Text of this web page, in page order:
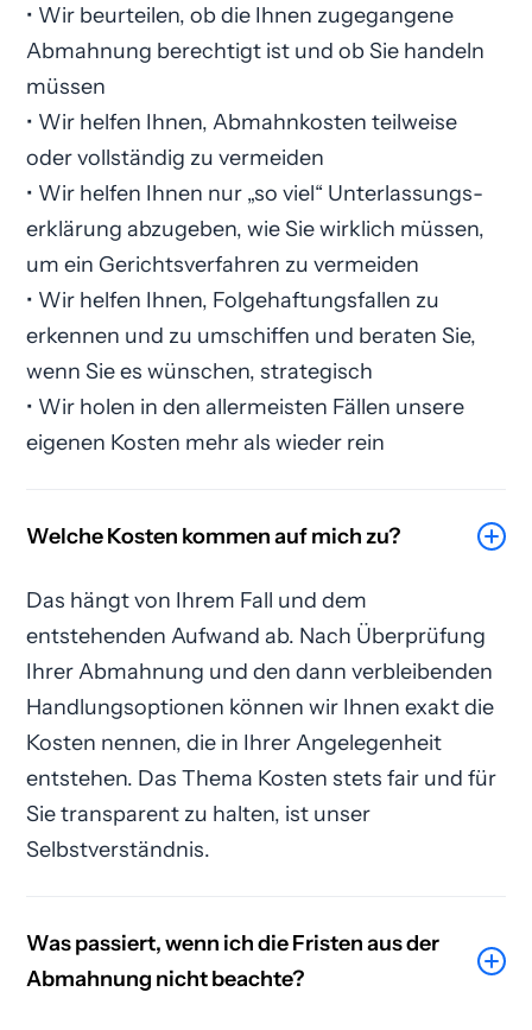
• Wir beurteilen, ob die Ihnen zugegangene
Abmahnung berechtigt ist und ob Sie handeln
müssen
• Wir helfen Ihnen, Abmahnkosten teilweise
oder vollständig zu vermeiden
• Wir helfen Ihnen nur „so viel“ Unterlassungs­
erklärung abzugeben, wie Sie wirklich müssen,
um ein Gerichtsverfahren zu vermeiden
• Wir helfen Ihnen, Folgehaftungsfallen zu
erkennen und zu umschiffen und beraten Sie,
wenn Sie es wünschen, strategisch
• Wir holen in den allermeisten Fällen unsere
eigenen Kosten mehr als wieder rein
Welche Kosten kommen auf mich zu?
Das hängt von Ihrem Fall und dem
entstehenden Aufwand ab. Nach Überprüfung
Ihrer Abmahnung und den dann verbleibenden
Handlungsoptionen können wir Ihnen exakt die
Kosten nennen, die in Ihrer Angelegenheit
entstehen. Das Thema Kosten stets fair und für
Sie transparent zu halten, ist unser
Selbstverständnis.
Was passiert, wenn ich die Fristen aus der
Abmahnung nicht beachte?